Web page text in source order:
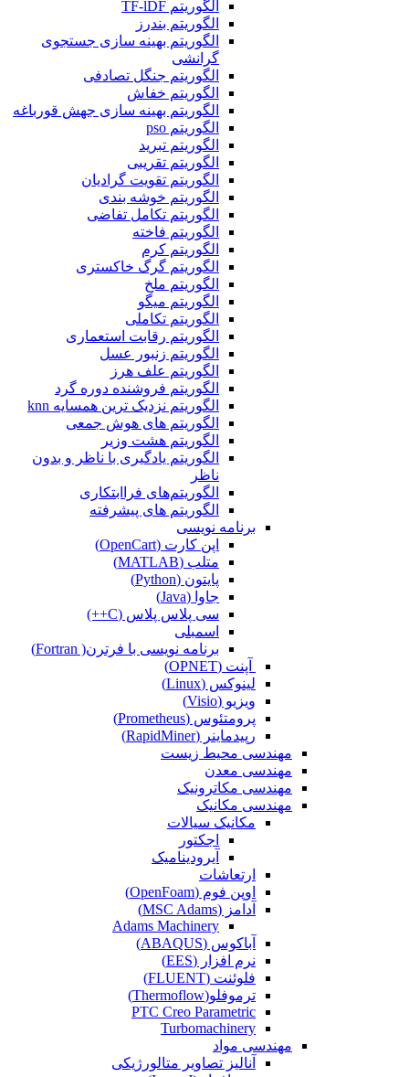
الگوریتم TF-lDF
الگوریتم بندرز
الگوریتم بهینه سازی جستجوی
گرانشی
الگوریتم جنگل تصادفی
الگوریتم خفاش
الگوریتم بهینه سازی جهش قورباغه
الگوریتم pso
الگوریتم تبرید
الگوریتم تقریبی
الگوریتم تقویت گرادیان
الگوریتم خوشه بندی
الگوریتم تکامل تفاضی
الگوریتم فاخته
الگوریتم کرم
الگوریتم گرگ خاکستری
الگوریتم ملخ
الگوریتم میگو
الگوریتم تکاملی
الگوریتم رقابت استعماری
الگوریتم زنبور عسل
الگوریتم علف هرز
الگوریتم فروشنده دوره گرد
الگوریتم نزدیک ترین همسایه knn
الگوریتم های هوش جمعی
الگوریتم هشت وزیر
الگوریتم یادگیری با ناظر و بدون
ناظر
الگوریتم‌های فراابتکاری
الگوریتم های پیشرفته
برنامه نویسی
اپن کارت (OpenCart)
متلب (MATLAB)
پایتون (Python)
جاوا (Java)
سی پلاس پلاس (C++)
اسمبلی
برنامه نویسی با فرترن( Fortran)
آپنت (OPNET)
لینوکس (Linux)
ویزیو (Visio)
پرومتئوس (Prometheus)
رپیدماینر (RapidMiner)
مهندسی محیط زیست
مهندسی معدن
مهندسی مکاترونیک
مهندسی مکانیک
مکانیک سیالات
اجکتور
آیرودینامیک
ارتعاشات
اوپن فوم (OpenFoam)
آدامز (MSC Adams)
Adams Machinery
آباکوس (ABAQUS)
نرم افزار (EES)
فلوئنت (FLUENT)
ترموفلو(Thermoflow)
PTC Creo Parametric
Turbomachinery
مهندسی مواد
آنالیز تصاویر متالورژیکی